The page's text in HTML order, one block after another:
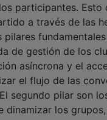
participantes.
a través de las
fundamentales
de gestión de los
asíncrona y el
el flujo de las
segundo pilar son
dinamizar los